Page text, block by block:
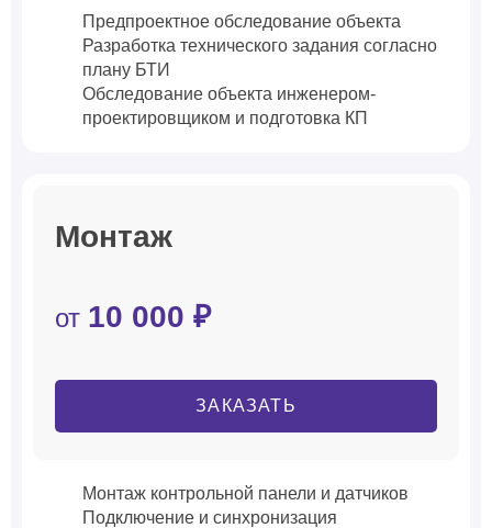
Предпроектное обследование объекта
Разработка технического задания согласно
плану БТИ
Обследование объекта инженером-
проектировщиком и подготовка КП
Монтаж
от 10 000 ₽
ЗАКАЗАТЬ
Монтаж контрольной панели и датчиков
Подключение и синхронизация